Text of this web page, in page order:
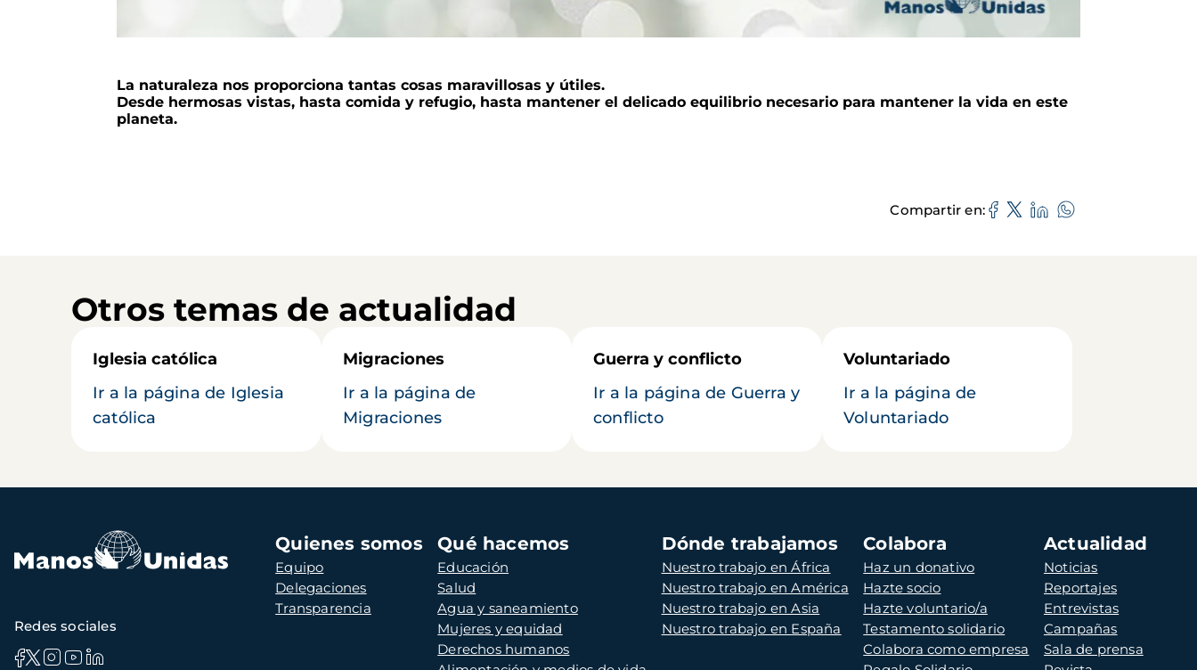
La naturaleza nos proporciona tantas cosas maravillosas y útiles.
Desde hermosas vistas, hasta comida y refugio, hasta mantener el delicado equilibrio necesario para mantener la vida en este
planeta.
Compartir en
Otros temas de actualidad
Iglesia católica
Ir a la página de Iglesia
católica
Migraciones
Ir a la página de
Migraciones
Guerra y conflicto
Ir a la página de Guerra y
conflicto
Voluntariado
Ir a la página de
Voluntariado
Navegación
principal
Quienes somos
Equipo
Delegaciones
Transparencia
Qué hacemos
Educación
Salud
Agua y saneamiento
Mujeres y equidad
Derechos humanos
Dónde trabajamos
Nuestro trabajo en África
Nuestro trabajo en América
Nuestro trabajo en Asia
Nuestro trabajo en España
Colabora
Haz un donativo
Hazte socio
Hazte voluntario/a
Testamento solidario
Colabora como empresa
Actualidad
Noticias
Reportajes
Entrevistas
Campañas
Sala de prensa
Redes sociales